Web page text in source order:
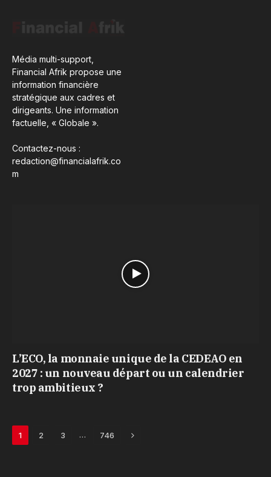
Média multi-support,
Financial Afrik propose une
information financière
stratégique aux cadres et
dirigeants. Une information
factuelle, « Globale ».
Contactez-nous :
redaction@financialafrik.co
m
L’ECO, la monnaie unique de la CEDEAO en
2027 : un nouveau départ ou un calendrier
trop ambitieux ?
1 2 3 … 746 Next